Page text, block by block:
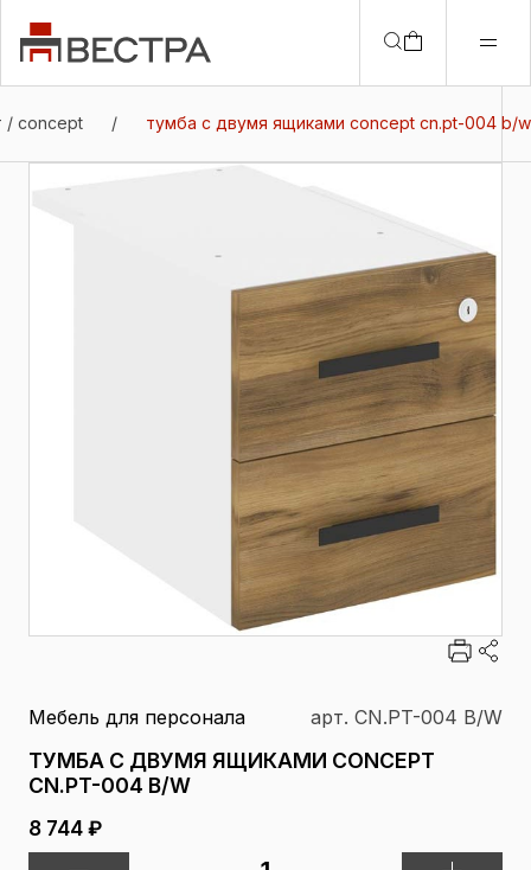
/ concept / тумба с двумя ящиками concept cn.pt-004 b/w
Мебель для персонала арт. CN.PT-004 B/W
ТУМБА С ДВУМЯ ЯЩИКАМИ CONCEPT
CN.PT-004 B/W
8 744 ₽